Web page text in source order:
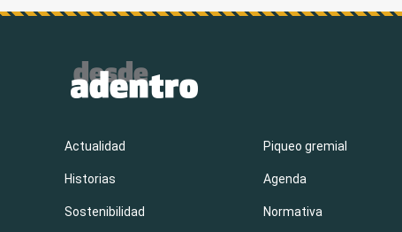
Actualidad
Historias
Sostenibilidad
Piqueo gremial
Agenda
Normativa